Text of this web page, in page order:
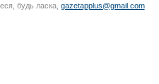
будь ласка, gazetapplus@gmail.com